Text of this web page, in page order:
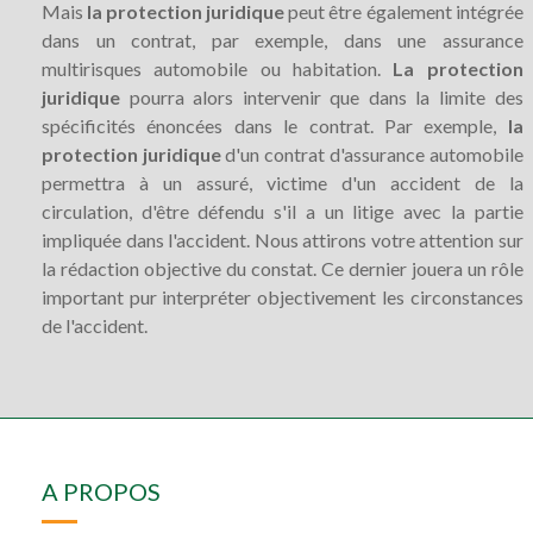
Mais la protection juridiquepeut être également intégrée
dans un contrat, par exemple, dans une assurance
multirisques automobile ou habitation. La protection
juridique pourra alors intervenir que dans la limite des
spécificités énoncées dans le contrat. Par exemple, la
protection juridiqued'un contrat d'assurance automobile
permettra à un assuré, victime d'un accident de la
circulation, d'être défendu s'il a un litige avec la partie
impliquée dans l'accident. Nous attirons votre attention sur
la rédaction objective du constat. Ce dernier jouera un rôle
important pur interpréter objectivement les circonstances
de l'accident.
A PROPOS